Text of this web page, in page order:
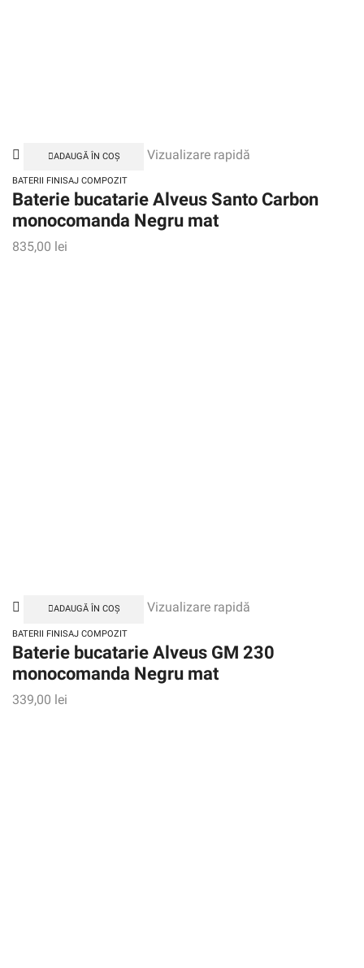
ADAUGĂ ÎN COȘ Vizualizare rapidă
BATERII FINISAJ COMPOZIT
Baterie bucatarie Alveus Santo Carbon
monocomanda Negru mat
835,00 lei
ADAUGĂ ÎN COȘ Vizualizare rapidă
BATERII FINISAJ COMPOZIT
Baterie bucatarie Alveus GM 230
monocomanda Negru mat
339,00 lei